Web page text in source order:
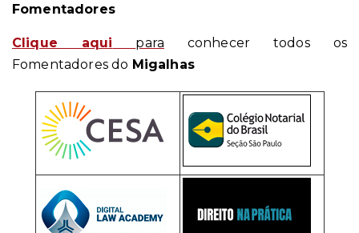
Fomentadores
Clique aqui para conhecer todos os
Fomentadores do Migalhas